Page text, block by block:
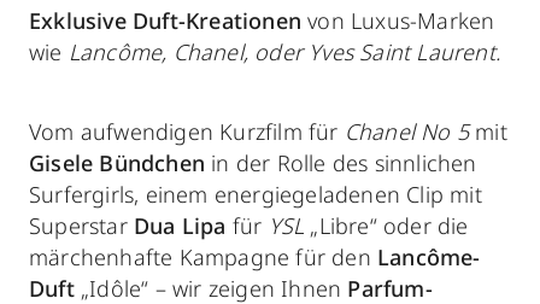
Exklusive Duft-Kreationen von Luxus-Marken
wie Lancôme, Chanel, oder Yves Saint Laurent.
Vom aufwendigen Kurzfilm für Chanel No 5mit
Gisele Bündchen in der Rolle des sinnlichen
Surfergirls, einem energiegeladenen Clip mit
Superstar Dua Lipa für YSL „Libre“ oder die
märchenhafte Kampagne für den Lancôme-
Duft„Idôle“ – wir zeigen Ihnen Parfum-